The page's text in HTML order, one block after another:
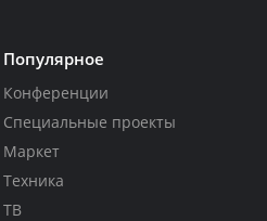
Популярное
Конференции
Специальные проекты
Маркет
Техника
ТВ